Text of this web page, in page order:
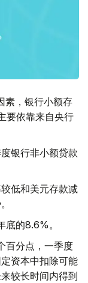
素，银行小额存
要依靠来自央行
银行非小额贷款
低和美元存款减
底的8.6%。
百分点，一季度
资本中扣除可能
较长时间内得到